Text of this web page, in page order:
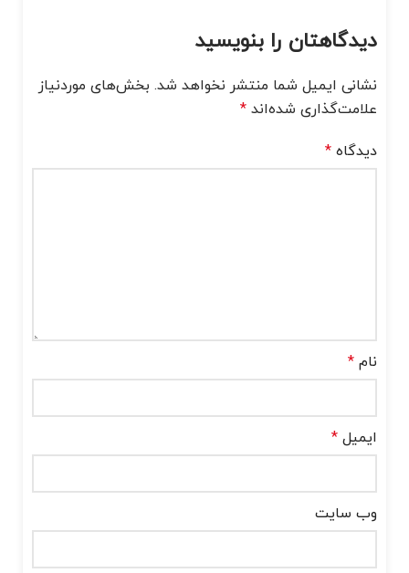
دیدگاهتان را بنویسید
نشانی ایمیل شما منتشر نخواهد شد. بخش‌های موردنیاز
علامت‌گذاری شده‌اند *
دیدگاه *
نام *
ایمیل *
وب‌ سایت